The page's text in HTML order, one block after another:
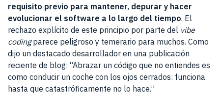
requisito previo para mantener, depurar y hacer
evolucionar el software a lo largo del tiempo. El
rechazo explícito de este principio por parte del vibe
codingparece peligroso y temerario para muchos. Como
dijo un destacado desarrollador en una publicación
reciente de blog: “Abrazar un código que no entiendes es
como conducir un coche con los ojos cerrados: funciona
hasta que catastróficamente no lo hace.”